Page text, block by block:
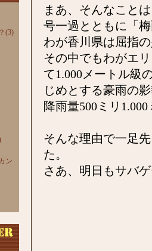
(3)
ン
まあ、そんなこと
号一過とともに「
わが香川県は屈指
その中でもわがエ
て1.000メートル級
じめとする豪雨の
降雨量500ミリ
そんな理由で一足
た。
さあ、明日もサバ